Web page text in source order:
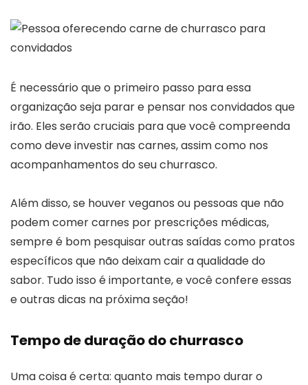
É necessário que o primeiro passo para essa
organização seja parar e pensar nos convidados que
irão. Eles serão cruciais para que você compreenda
como deve investir nas carnes, assim como nos
acompanhamentos do seu churrasco.
Além disso, se houver veganos ou pessoas que não
podem comer carnes por prescrições médicas,
sempre é bom pesquisar outras saídas como pratos
específicos que não deixam cair a qualidade do
sabor. Tudo isso é importante, e você confere essas
e outras dicas na próxima seção!
Tempo de duração do churrasco
Uma coisa é certa: quanto mais tempo durar o